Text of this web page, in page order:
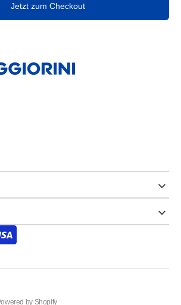
Jetzt zum Checkout
by Shopify